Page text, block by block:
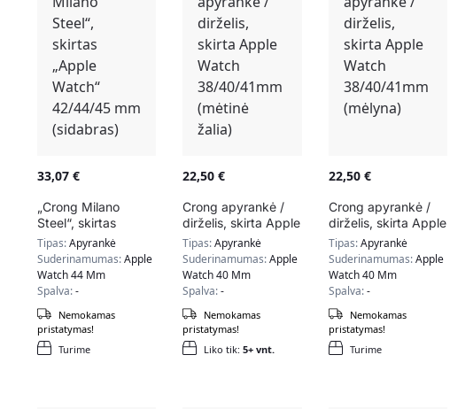
33,07 €
„Crong Milano
Steel“, skirtas
„Apple Watch“
42/44/45 mm
(sidabras)
Tipas:Apyrankė
Suderinamumas:Apple
Watch 44 Mm
Spalva:-
Turime
Nemokamas
pristatymas!
22,50€
Crong apyrankė /
dirželis, skirta Apple
Watch 38/40/41mm
(mėtinė žalia)
Tipas:Apyrankė
Suderinamumas:Apple
Watch 40 Mm
Spalva:-
Liko tik:5+ vnt.
Nemokamas
pristatymas!
22,50 €
Crong apyrankė /
dirželis, skirta Apple
Watch 38/40/41mm
(mėlyna)
Tipas:Apyrankė
Suderinamumas:Apple
Watch 40 Mm
Spalva:-
Turime
Nemokamas
pristatymas!